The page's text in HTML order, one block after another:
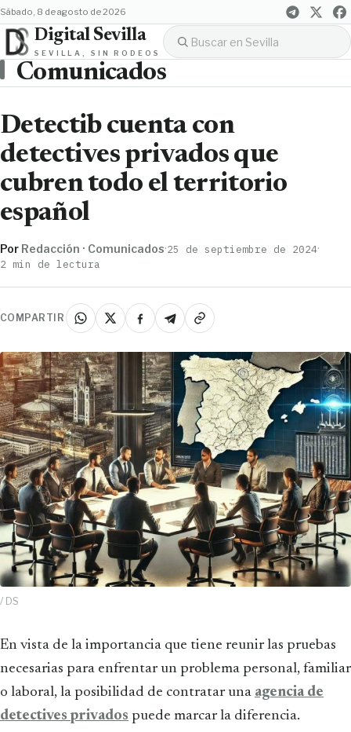
sábado, 8 de agosto de 2026
Digital Sevilla
SEVILLA, SIN RODEOS
Comunicados
Detectib cuenta con
detectives privados que
cubren todo el territorio
español
Por Redacción · Comunicados·25 de septiembre de 2024·
2 min de lectura
COMPARTIR
/ DS
En vista de la importancia que tiene reunir las pruebas
necesarias para enfrentar un problema personal, familiar
o laboral, la posibilidad de contratar una agencia de
detectives privados puede marcar la diferencia.